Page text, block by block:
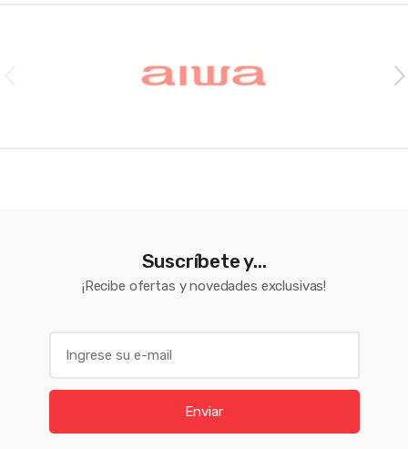
Suscríbete y...
¡Recibe ofertas y novedades exclusivas!
l
Enviar